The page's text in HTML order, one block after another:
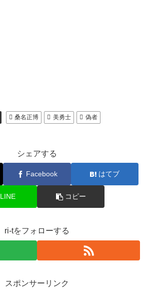
桑名正博 美勇士
偽者
シェアする
Facebook はてブ
LINE コピー
ri-tをフォローする
スポンサーリンク